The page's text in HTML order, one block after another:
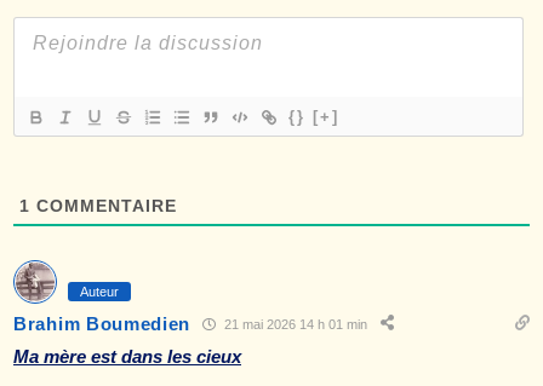
{} [+]
1 COMMENTAIRE
Auteur
Brahim Boumedien 21 mai 2026 14 h 01 min
Ma mère est dans les cieux